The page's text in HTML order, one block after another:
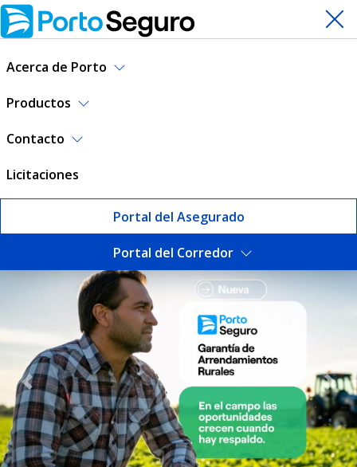
Acerca de Porto
Productos
Contacto
Licitaciones
Portal del Asegurado
Portal del Corredor
Seguros | Porto Seguro
Previous Next